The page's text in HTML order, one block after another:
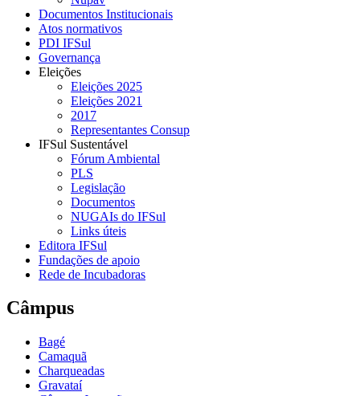
Documentos Institucionais
Atos normativos
PDI IFSul
Governança
Eleições
Eleições 2025
Eleições 2021
2017
Representantes Consup
IFSul Sustentável
Fórum Ambiental
PLS
Legislação
Documentos
NUGAIs do IFSul
Links úteis
Editora IFSul
Fundações de apoio
Rede de Incubadoras
Câmpus
Bagé
Camaquã
Charqueadas
Gravataí